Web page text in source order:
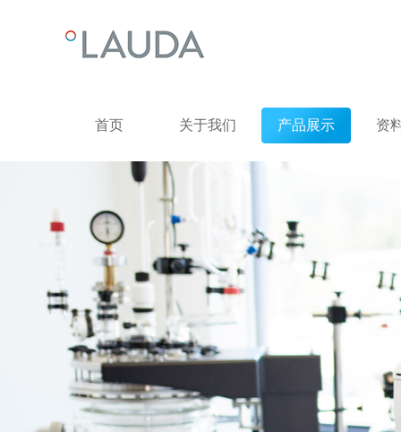
首页 关于我们 产品展示 资